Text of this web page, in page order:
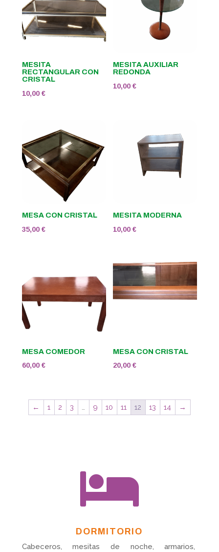
MESITA
RECTANGULAR CON
CRISTAL
10,00 €
MESITA AUXILIAR
REDONDA
10,00€
MESA CON CRISTAL
35,00 €
MESITA MODERNA
10,00€
MESA COMEDOR
60,00 €
MESA CON CRISTAL
20,00€
← 1 2 3 … 9 10 11 12 13 14 →

DORMITORIO
Cabeceros, mesitas de noche, armarios,